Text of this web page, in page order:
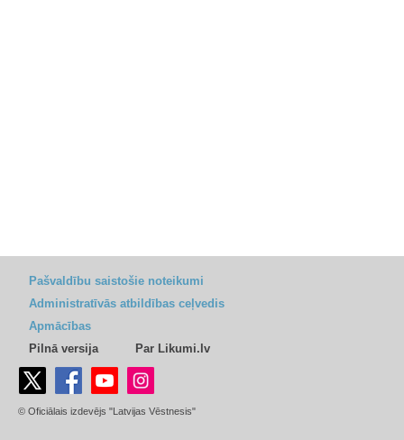
Pašvaldību saistošie noteikumi
Administratīvās atbildības ceļvedis
Apmācības
Pilnā versija
Par Likumi.lv
© Oficiālais izdevējs "Latvijas Vēstnesis"